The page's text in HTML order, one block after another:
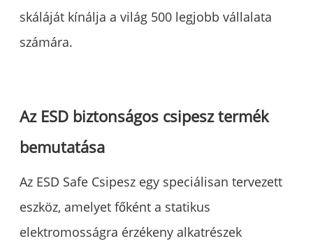
skáláját kínálja a világ 500 legjobb vállalata
számára.
Az ESD biztonságos csipesz termék
bemutatása
Az ESD Safe Csipesz egy speciálisan tervezett
eszköz, amelyet főként a statikus
elektromosságra érzékeny alkatrészek